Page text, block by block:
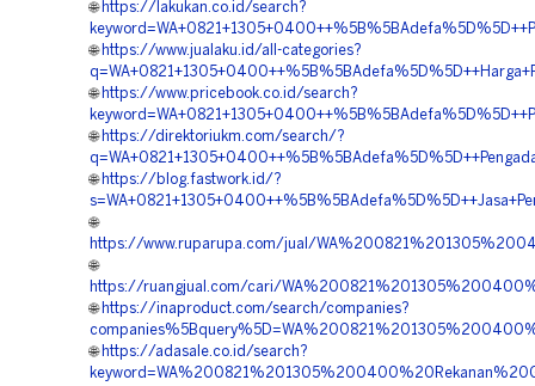
🌐 https://lakukan.co.id/search?
🌐 https://www.jualaku.id/all-categories?
🌐 https://www.pricebook.co.id/search?
🌐 https://direktoriukm.com/search/?
🌐 https://blog.fastwork.id/?
🌐
https://www.ruparupa.com/jual/
🌐
https://ruangjual.com/cari/
🌐 https://inaproduct.com/search/companies?
🌐 https://adasale.co.id/search?